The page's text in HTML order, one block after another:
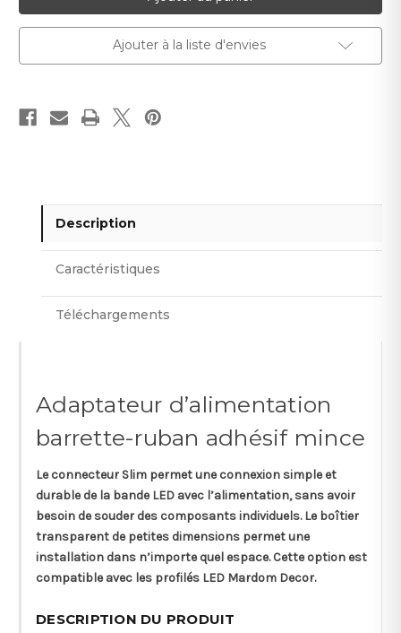
d’alimentation
barrette-
ruban
adhésif
slim
d’alimentation
barrette-
ruban
adhésif
slim
Ajouter à la liste d'envies
Description
Caractéristiques
Téléchargements
Adaptateur d’alimentation
barrette-ruban adhésif mince
Le connecteur Slim permet une connexion simple et
durable de la bande LED avec l’alimentation, sans avoir
besoin de souder des composants individuels. Le boîtier
transparent de petites dimensions permet une
installation dans n’importe quel espace. Cette option est
compatible avec les profilés LED Mardom Decor.
DESCRIPTION DU PRODUIT